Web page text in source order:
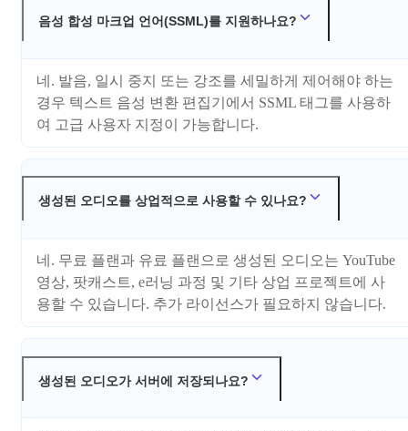
음성 합성 마크업 언어(SSML)를 지원하나요?
네. 발음, 일시 중지 또는 강조를 세밀하게 제어해야 하는
경우 텍스트 음성 변환 편집기에서 SSML 태그를 사용하
여 고급 사용자 지정이 가능합니다.
생성된 오디오를 상업적으로 사용할 수 있나요?
네. 무료 플랜과 유료 플랜으로 생성된 오디오는 YouTube
영상, 팟캐스트, e러닝 과정 및 기타 상업 프로젝트에 사
용할 수 있습니다. 추가 라이선스가 필요하지 않습니다.
생성된 오디오가 서버에 저장되나요?